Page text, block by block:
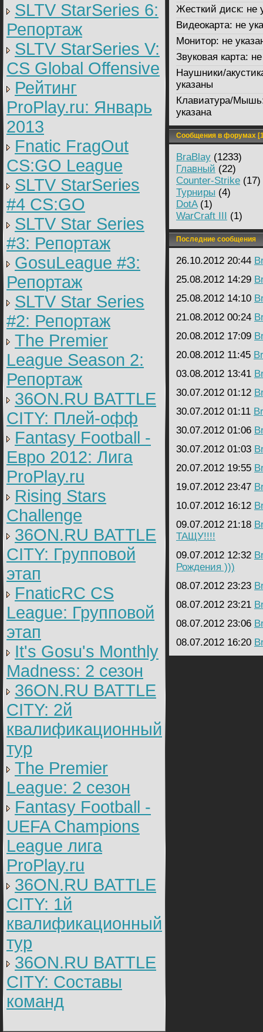
SLTV StarSeries 6:
Репортаж
SLTV StarSeries V:
CS Global Offensive
Рейтинг
ProPlay.ru: Январь
2013
Fnatic FragOut
CS:GO League
SLTV StarSeries
#4 CS:GO
SLTV Star Series
#3: Репортаж
GosuLeague #3:
Репортаж
SLTV Star Series
#2: Репортаж
The Premier
League Season 2:
Репортаж
36ON.RU BATTLE
CITY: Плей-офф
Fantasy Football -
Евро 2012: Лига
ProPlay.ru
Rising Stars
Challenge
36ON.RU BATTLE
CITY: Групповой
этап
FnaticRC CS
League: Групповой
этап
It's Gosu's Monthly
Madness: 2 сезон
36ON.RU BATTLE
CITY: 2й
квалификационный
тур
The Premier
League: 2 cезон
Fantasy Football -
UEFA Champions
League лига
ProPlay.ru
36ON.RU BATTLE
CITY: 1й
квалификационный
тур
36ON.RU BATTLE
CITY: Составы
команд
Жесткий диск: не
Видеокарта: не
Монитор: не
Звуковая карта:
Наушники/
указаны
Клавиатура/
указана
Сообщения в форумах
BraBlay (1233)
Главный (22)
Counter-Strike (17)
Турниры (4)
DotA(1)
WarCraft III (1)
Последние сообщения
26.10.2012 20:44
25.08.2012 14:29
25.08.2012 14:10
21.08.2012 00:24
20.08.2012 17:09
20.08.2012 11:45
03.08.2012 13:41
30.07.2012 01:12
30.07.2012 01:11
30.07.2012 01:06
30.07.2012 01:03
20.07.2012 19:55
19.07.2012 23:47
10.07.2012 16:12
09.07.2012 21:18
ТАЩУ!!!!
09.07.2012 12:32
Рождения )))
08.07.2012 23:23
08.07.2012 23:21
08.07.2012 23:06
08.07.2012 16:20